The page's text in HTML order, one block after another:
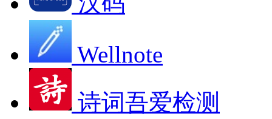
Wellnote
诗词吾爱检测